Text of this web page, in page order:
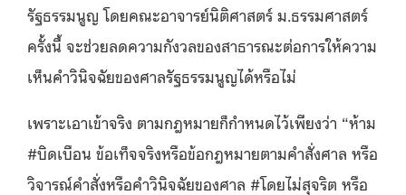
รัฐธรรมนูญ โดยคณะอาจารย์นิติศาสตร์ ม.ธรรมศาสตร์
ครั้งนี้ จะช่วยลดความกังวลของสาธารณะต่อการให้ความ
เห็นคำวินิจฉัยของศาลรัฐธรรมนูญได้หรือไม่
เพราะเอาเข้าจริง ตามกฎหมายก็กำหนดไว้เพียงว่า “ห้าม
#บิดเบือน ข้อเท็จจริงหรือข้อกฎหมายตามคำสั่งศาล หรือ
วิจารณ์คำสั่งหรือคำวินิจฉัยของศาล #โดยไม่สุจริต หรือ